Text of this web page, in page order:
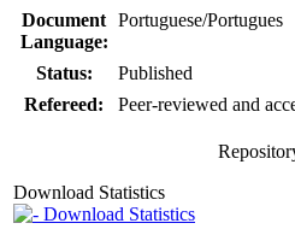
Document
Language:
Portuguese/Portugues
Status:
Published
Refereed:
Peer-reviewed and
Download Statistics
Download Statistics